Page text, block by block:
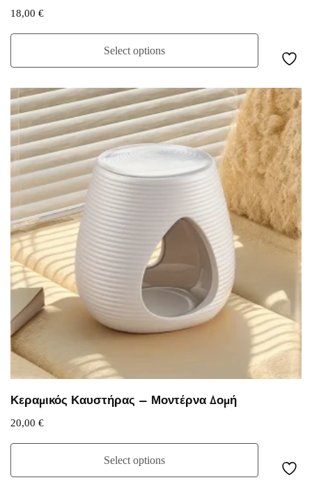
18,00 €
Select options
Κεραμικός Καυστήρας – Μοντέρνα Δομή
20,00 €
Select options